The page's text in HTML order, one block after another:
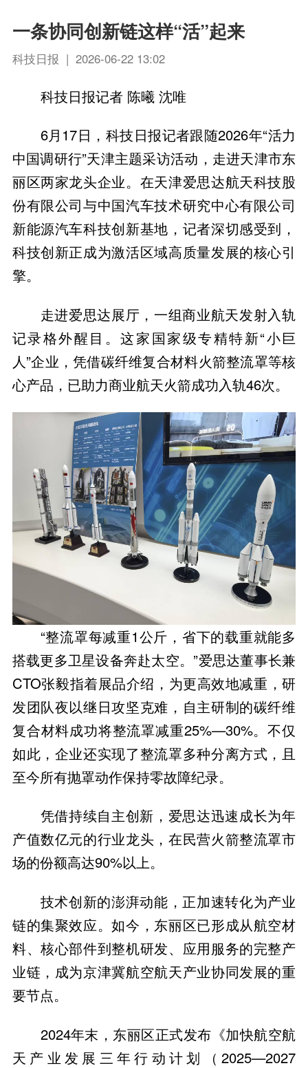
一条协同创新链这样“活”起来
科技日报 | 2026-06-22 13:02
科技日报记者 陈曦 沈唯
6月17日，科技日报记者跟随2026年“活力
中国调研行”天津主题采访活动，走进天津市东
丽区两家龙头企业。在天津爱思达航天科技股
份有限公司与中国汽车技术研究中心有限公司
新能源汽车科技创新基地，记者深切感受到，
科技创新正成为激活区域高质量发展的核心引
擎。
走进爱思达展厅，一组商业航天发射入轨
记录格外醒目。这家国家级专精特新“小巨
人”企业，凭借碳纤维复合材料火箭整流罩等核
心产品，已助力商业航天火箭成功入轨46次。
“整流罩每减重1公斤，省下的载重就能多
搭载更多卫星设备奔赴太空。”爱思达董事长兼
CTO张毅指着展品介绍，为更高效地减重，研
发团队夜以继日攻坚克难，自主研制的碳纤维
复合材料成功将整流罩减重25%—30%。不仅
如此，企业还实现了整流罩多种分离方式，且
至今所有抛罩动作保持零故障纪录。
凭借持续自主创新，爱思达迅速成长为年
产值数亿元的行业龙头，在民营火箭整流罩市
场的份额高达90%以上。
技术创新的澎湃动能，正加速转化为产业
链的集聚效应。如今，东丽区已形成从航空材
料、核心部件到整机研发、应用服务的完整产
业链，成为京津冀航空航天产业协同发展的重
要节点。
2024年末，东丽区正式发布《加快航空航
天产业发展三年行动计划（2025—2027